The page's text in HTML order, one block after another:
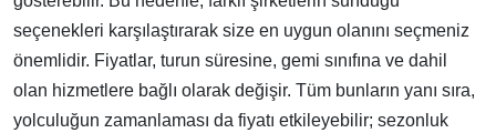
seçenekleri karşılaştırarak size en uygun olanını seçmeniz
önemlidir. Fiyatlar, turun süresine, gemi sınıfına ve dahil
olan hizmetlere bağlı olarak değişir. Tüm bunların yanı sıra,
yolculuğun zamanlaması da fiyatı etkileyebilir; sezonluk